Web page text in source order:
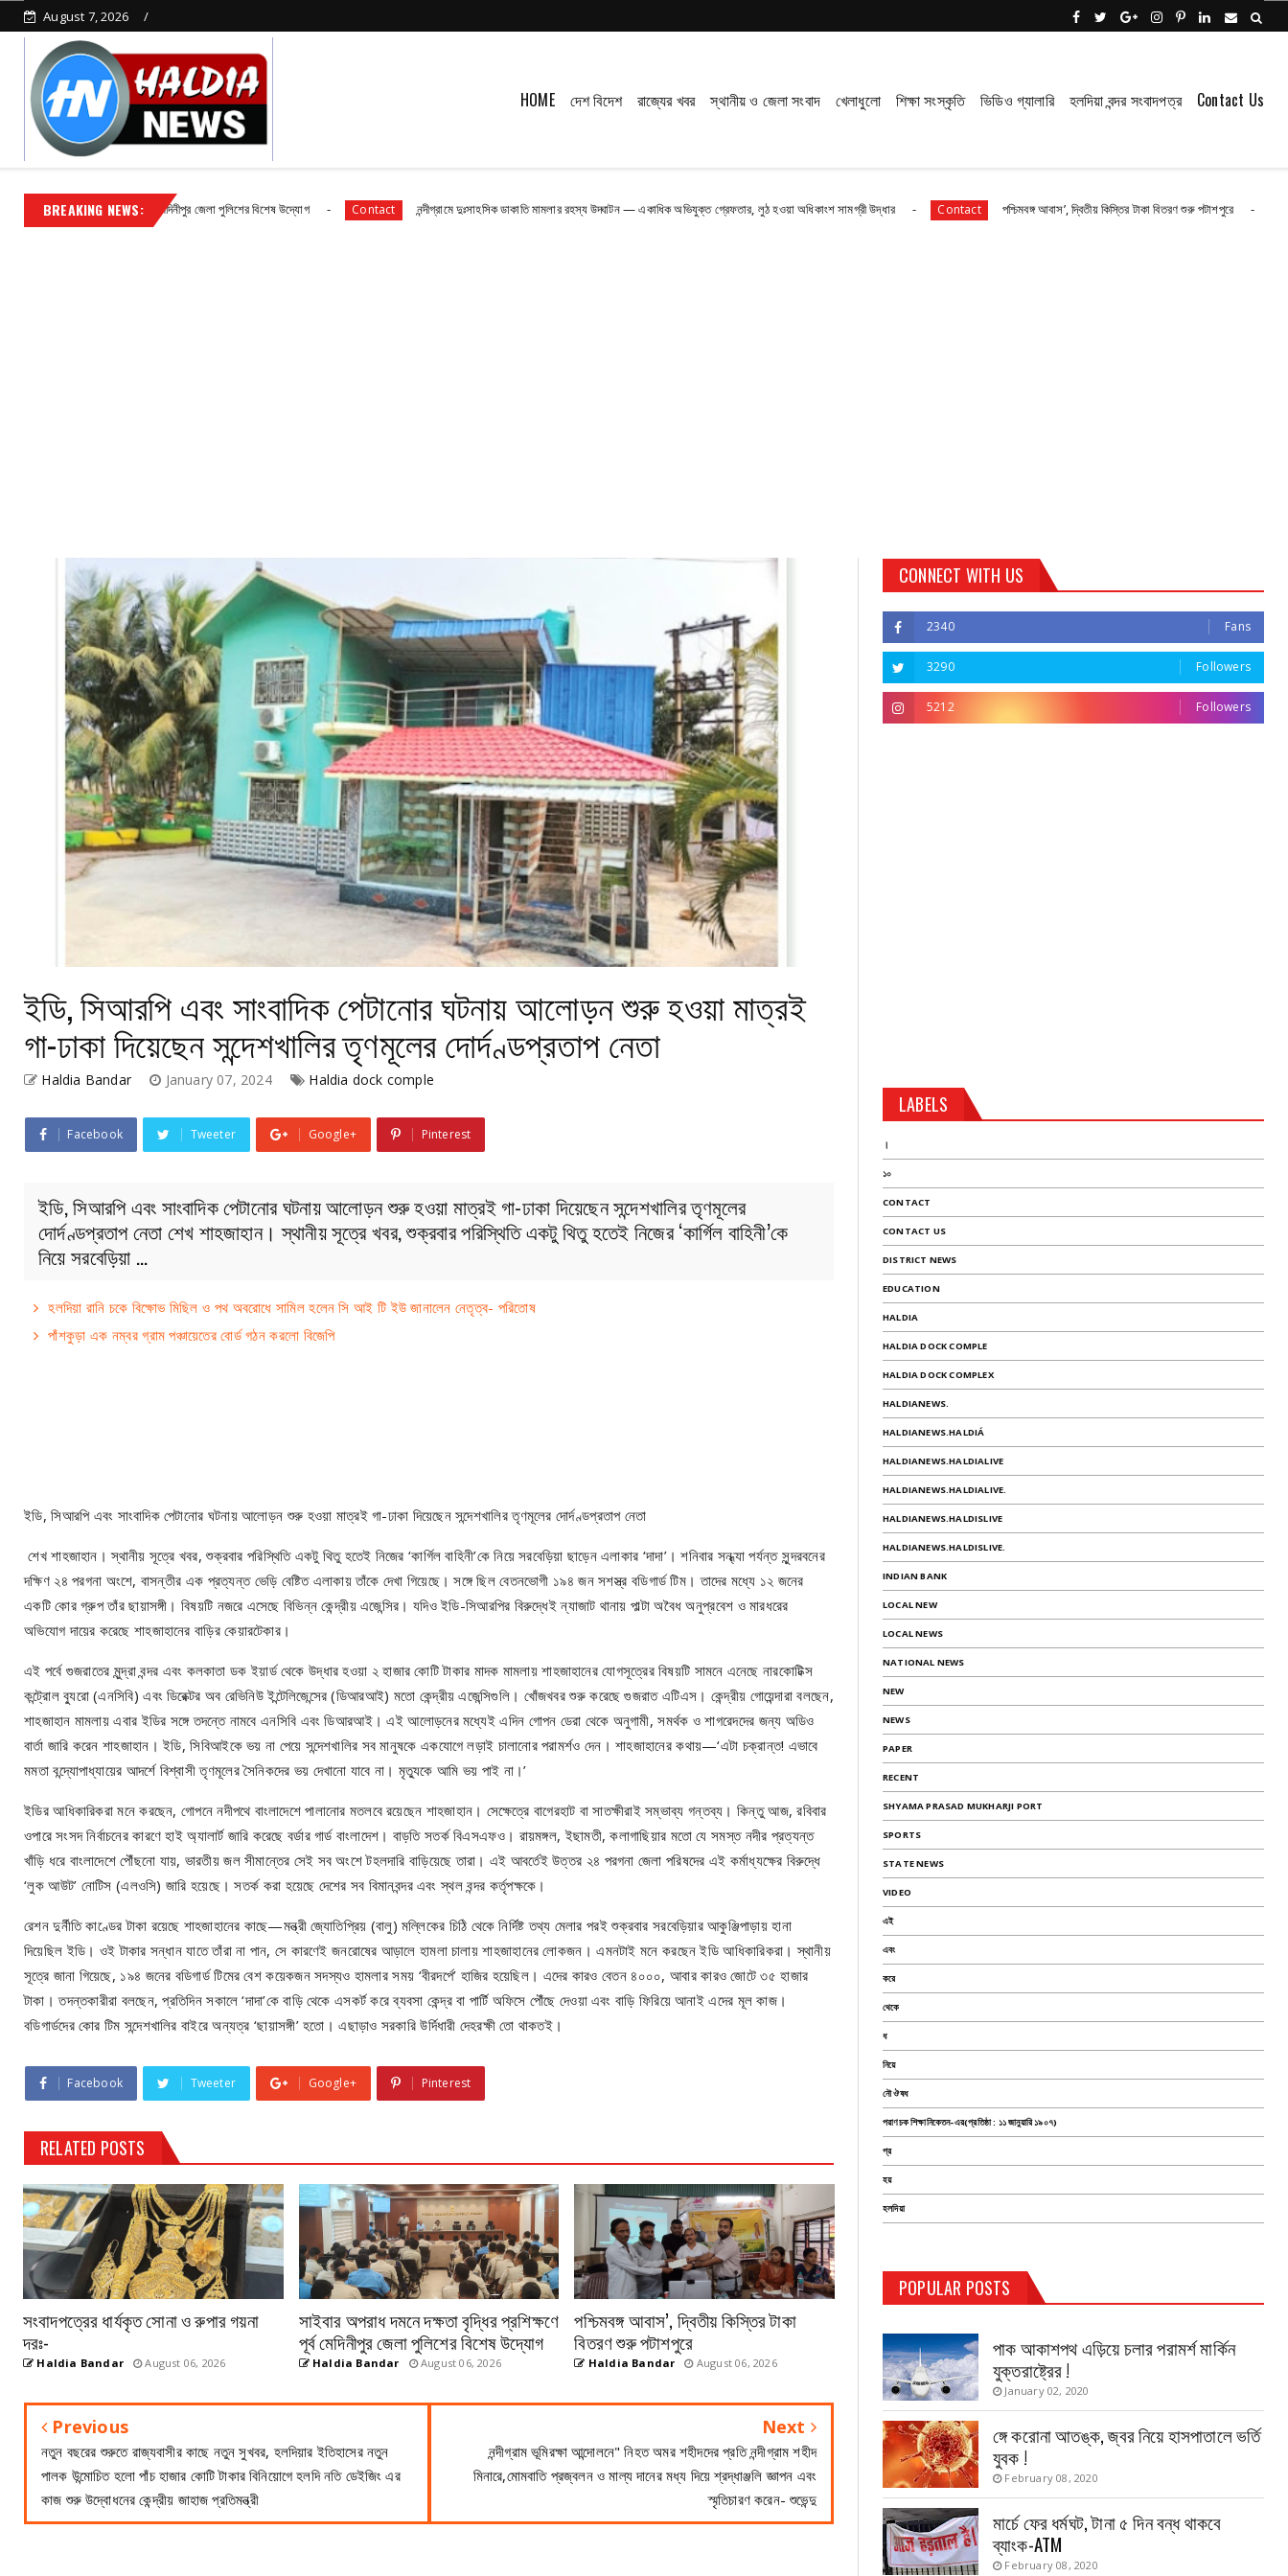
August 7, 2026
HOME দেশ বিদেশ রাজ্যের খবর স্থানীয় ও জেলা সংবাদ খেলাধুলো শিক্ষা সংস্কৃতি ভিডিও গ্যালারি হলদিয়া বন্দর সংবাদপত্র Contact Us
BREAKING NEWS:
প্রশিক্ষণে পূর্ব মেদিনীপুর জেলা পুলিশের বিশেষ উদ্যোগ Contact নন্দীগ্রামে দুঃসাহসিক ডাকাতি মামলার রহস্য উদ্ঘাটন — একাধিক অভিযুক্ত গ্রেফতার, লুঠ হওয়া অধিকাংশ সামগ্রী উদ্ধার Contact পশ্চিমবঙ্গ আবাস’, দ্বিতীয় কিস্তির টাকা বিতরণ শুরু পটাশপুরে Contact
ইডি, সিআরপি এবং সাংবাদিক পেটানোর ঘটনায় আলোড়ন শুরু হওয়া মাত্রই
গা-ঢাকা দিয়েছেন সন্দেশখালির তৃণমূলের দোর্দণ্ডপ্রতাপ নেতা
Haldia Bandar January 07, 2024 Haldia dock comple
Facebook Tweeter Google+ Pinterest
ইডি, সিআরপি এবং সাংবাদিক পেটানোর ঘটনায় আলোড়ন শুরু হওয়া মাত্রই গা-ঢাকা দিয়েছেন সন্দেশখালির তৃণমূলের
দোর্দণ্ডপ্রতাপ নেতা শেখ শাহজাহান। স্থানীয় সূত্রে খবর, শুক্রবার পরিস্থিতি একটু থিতু হতেই নিজের ‘কার্গিল বাহিনী’কে
নিয়ে সরবেড়িয়া …
হলদিয়া রানি চকে বিক্ষোভ মিছিল ও পথ অবরোধে সামিল হলেন সি আই টি ইউ জানালেন নেতৃত্ব- পরিতোষ
পাঁশকুড়া এক নম্বর গ্রাম পঞ্চায়েতের বোর্ড গঠন করলো বিজেপি
ইডি, সিআরপি এবং সাংবাদিক পেটানোর ঘটনায় আলোড়ন শুরু হওয়া মাত্রই গা-ঢাকা দিয়েছেন সন্দেশখালির তৃণমূলের দোর্দণ্ডপ্রতাপ নেতা
শেখ শাহজাহান। স্থানীয় সূত্রে খবর, শুক্রবার পরিস্থিতি একটু থিতু হতেই নিজের ‘কার্গিল বাহিনী’কে নিয়ে সরবেড়িয়া ছাড়েন এলাকার ‘দাদা’। শনিবার সন্ধ্যা পর্যন্ত সুন্দরবনের
দক্ষিণ ২৪ পরগনা অংশে, বাসন্তীর এক প্রত্যন্ত ভেড়ি বেষ্টিত এলাকায় তাঁকে দেখা গিয়েছে। সঙ্গে ছিল বেতনভোগী ১৯৪ জন সশস্ত্র বডিগার্ড টিম। তাদের মধ্যে ১২ জনের
একটি কোর গ্রুপ তাঁর ছায়াসঙ্গী। বিষয়টি নজরে এসেছে বিভিন্ন কেন্দ্রীয় এজেন্সির। যদিও ইডি-সিআরপির বিরুদ্ধেই ন্যাজাট থানায় পাল্টা অবৈধ অনুপ্রবেশ ও মারধরের
অভিযোগ দায়ের করেছে শাহজাহানের বাড়ির কেয়ারটেকার।
এই পর্বে গুজরাতের মুন্দ্রা বন্দর এবং কলকাতা ডক ইয়ার্ড থেকে উদ্ধার হওয়া ২ হাজার কোটি টাকার মাদক মামলায় শাহজাহানের যোগসূত্রের বিষয়টি সামনে এনেছে নারকোটিক্স
কন্ট্রোল ব্যুরো (এনসিবি) এবং ডিরেক্টর অব রেভিনিউ ইন্টেলিজেন্সের (ডিআরআই) মতো কেন্দ্রীয় এজেন্সিগুলি। খোঁজখবর শুরু করেছে গুজরাত এটিএস। কেন্দ্রীয় গোয়েন্দারা বলছেন,
শাহজাহান মামলায় এবার ইডির সঙ্গে তদন্তে নামবে এনসিবি এবং ডিআরআই। এই আলোড়নের মধ্যেই এদিন গোপন ডেরা থেকে অনুগামী, সমর্থক ও শাগরেদদের জন্য অডিও
বার্তা জারি করেন শাহজাহান। ইডি, সিবিআইকে ভয় না পেয়ে সন্দেশখালির সব মানুষকে একযোগে লড়াই চালানোর পরামর্শও দেন। শাহজাহানের কথায়—‘এটা চক্রান্ত! এভাবে
মমতা বন্দ্যোপাধ্যায়ের আদর্শে বিশ্বাসী তৃণমূলের সৈনিকদের ভয় দেখানো যাবে না। মৃত্যুকে আমি ভয় পাই না।’
ইডির আধিকারিকরা মনে করছেন, গোপনে নদীপথে বাংলাদেশে পালানোর মতলবে রয়েছেন শাহজাহান। সেক্ষেত্রে বাগেরহাট বা সাতক্ষীরাই সম্ভাব্য গন্তব্য। কিন্তু আজ, রবিবার
ওপারে সংসদ নির্বাচনের কারণে হাই অ্যালার্ট জারি করেছে বর্ডার গার্ড বাংলাদেশ। বাড়তি সতর্ক বিএসএফও। রায়মঙ্গল, ইছামতী, কলাগাছিয়ার মতো যে সমস্ত নদীর প্রত্যন্ত
খাঁড়ি ধরে বাংলাদেশে পৌঁছনো যায়, ভারতীয় জল সীমান্তের সেই সব অংশে টহলদারি বাড়িয়েছে তারা। এই আবর্তেই উত্তর ২৪ পরগনা জেলা পরিষদের এই কর্মাধ্যক্ষের বিরুদ্ধে
‘লুক আউট’ নোটিস (এলওসি) জারি হয়েছে। সতর্ক করা হয়েছে দেশের সব বিমানবন্দর এবং স্থল বন্দর কর্তৃপক্ষকে।
রেশন দুর্নীতি কাণ্ডের টাকা রয়েছে শাহজাহানের কাছে—মন্ত্রী জ্যোতিপ্রিয় (বালু) মল্লিকের চিঠি থেকে নির্দিষ্ট তথ্য মেলার পরই শুক্রবার সরবেড়িয়ার আকুঞ্জিপাড়ায় হানা
দিয়েছিল ইডি। ওই টাকার সন্ধান যাতে তাঁরা না পান, সে কারণেই জনরোষের আড়ালে হামলা চালায় শাহজাহানের লোকজন। এমনটাই মনে করছেন ইডি আধিকারিকরা। স্থানীয়
সূত্রে জানা গিয়েছে, ১৯৪ জনের বডিগার্ড টিমের বেশ কয়েকজন সদস্যও হামলার সময় ‘বীরদর্পে’ হাজির হয়েছিল। এদের কারও বেতন ৪০০০, আবার কারও জোটে ৩৫ হাজার
টাকা। তদন্তকারীরা বলছেন, প্রতিদিন সকালে ‘দাদা’কে বাড়ি থেকে এসকর্ট করে ব্যবসা কেন্দ্র বা পার্টি অফিসে পৌঁছে দেওয়া এবং বাড়ি ফিরিয়ে আনাই এদের মূল কাজ।
বডিগার্ডদের কোর টিম সন্দেশখালির বাইরে অন্যত্র ‘ছায়াসঙ্গী’ হতো। এছাড়াও সরকারি উর্দিধারী দেহরক্ষী তো থাকতই।
Facebook Tweeter Google+ Pinterest
RELATED POSTS
সংবাদপত্রের ধার্যকৃত সোনা ও রুপার গয়না
দরঃ-
Haldia Bandar August 06, 2026
সাইবার অপরাধ দমনে দক্ষতা বৃদ্ধির প্রশিক্ষণে
পূর্ব মেদিনীপুর জেলা পুলিশের বিশেষ উদ্যোগ
Haldia Bandar August 06, 2026
পশ্চিমবঙ্গ আবাস’, দ্বিতীয় কিস্তির টাকা
বিতরণ শুরু পটাশপুরে
Haldia Bandar August 06, 2026
Previous
নতুন বছরের শুরুতে রাজ্যবাসীর কাছে নতুন সুখবর, হলদিয়ার ইতিহাসের নতুন
পালক উন্মোচিত হলো পাঁচ হাজার কোটি টাকার বিনিয়োগে হলদি নতি ডেইজিং এর
কাজ শুরু উদ্বোধনের কেন্দ্রীয় জাহাজ প্রতিমন্ত্রী
Next
নন্দীগ্রাম ভূমিরক্ষা আন্দোলনে" নিহত অমর শহীদদের প্রতি নন্দীগ্রাম শহীদ
মিনারে,মোমবাতি প্রজ্বলন ও মাল্য দানের মধ্য দিয়ে শ্রদ্ধাঞ্জলি জ্ঞাপন এবং
স্মৃতিচারণ করেন- শুভেন্দু
CONNECT WITH US
2340 Fans
3290 Followers
5212 Followers
LABELS
।
১০
CONTACT
CONTACT US
DISTRICT NEWS
EDUCATION
HALDIA
HALDIA DOCK COMPLE
HALDIA DOCK COMPLEX
HALDIANEWS.
HALDIANEWS.HALDIÁ
HALDIANEWS.HALDIALIVE
HALDIANEWS.HALDIALIVE.
HALDIANEWS.HALDISLIVE
HALDIANEWS.HALDISLIVE.
INDIAN BANK
LOCAL NEW
LOCAL NEWS
NATIONAL NEWS
NEW
NEWS
PAPER
RECENT
SHYAMA PRASAD MUKHARJI PORT
SPORTS
STATE NEWS
VIDEO
এই
এবং
করে
থেকে
ধ
নিয়ে
নৌ ঔষধ
পরাণচক শিক্ষানিকেতন-এর(প্রতিষ্ঠা : ১১ জানুয়ারি ১৯০৭)
প্র
হয়
হলদিয়া
POPULAR POSTS
TEST PAGE
August 14, 2019
পাক আকাশপথ এড়িয়ে চলার পরামর্শ মার্কিন
যুক্তরাষ্ট্রের !
January 02, 2020
ঙ্গে করোনা আতঙ্ক, জ্বর নিয়ে হাসপাতালে ভর্তি
যুবক !
February 08, 2020
মার্চে ফের ধর্মঘট, টানা ৫ দিন বন্ধ থাকবে
ব্যাংক-ATM
February 08, 2020